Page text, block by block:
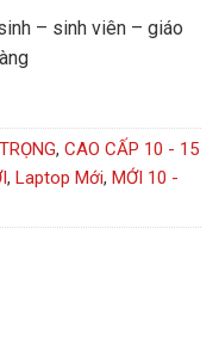
– sinh viên – giáo
, CAO CẤP 10 - 15
, Laptop Mới, MỚI 10 -